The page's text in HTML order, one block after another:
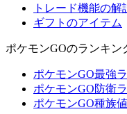
トレード機能の解
ギフトのアイテム
ポケモンGOのランキン
ポケモンGO最強
ポケモンGO防衛
ポケモンGO種族